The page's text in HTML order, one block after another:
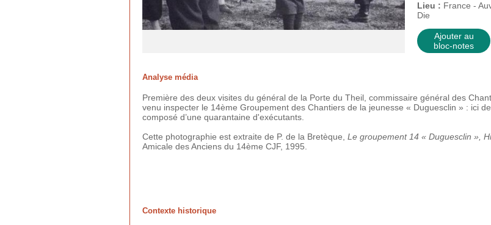
Lieu : France -
Die
Ajouter au
bloc-notes
Analyse média
Première des deux visites du général de la Porte du Theil, commissaire général des
venu inspecter le 14ème Groupement des Chantiers de la jeunesse « Duguesclin » : ici
composé d’une quarantaine d'exécutants.
Cette photographie est extraite de P. de la Bretèque, Le groupement 14 « Duguesclin »,
Amicale des Anciens du 14ème CJF, 1995.
Contexte historique